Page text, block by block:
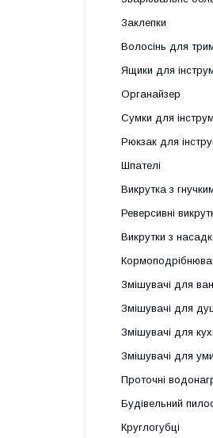
Заклепки
Волосінь для
Ящики для
Органайзер
Сумки для
Рюкзак для
Шпателі
Викрутка з
Реверсивні
Викрутки з
Змішувачі для
Змішувачі для
Змішувачі для
Змішувачі для
Проточні
Будівельний
Круглогубці